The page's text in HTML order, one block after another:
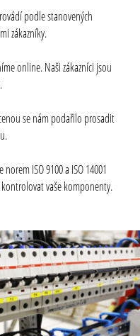
podle stanovených
zákazníky.
online. Naši zákazníci jsou
se nám podařilo prosadit
ISO 9100 a ISO 14001
vaše komponenty.